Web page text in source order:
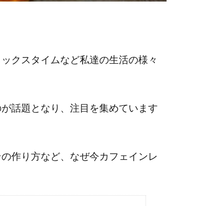
クスタイムなど私達の生活の様々
話題となり、注目を集めています
作り方など、なぜ今カフェインレ